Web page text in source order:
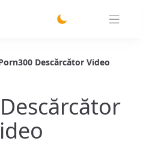
Descărcător Video